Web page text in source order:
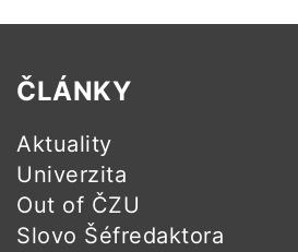
ČLÁNKY
Aktuality
Univerzita
Out of ČZU
Slovo Šéfredaktora